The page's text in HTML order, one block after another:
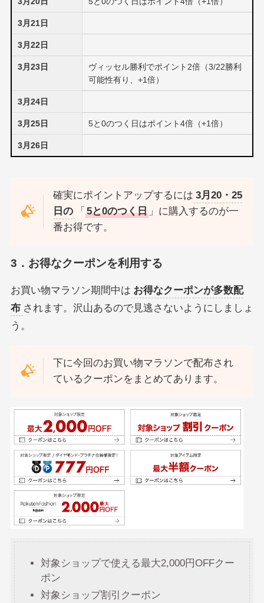
3月21日
3月22日
3月23日
ヴィッセル勝利でポイント2倍（3/22勝利
可能性有り、+1倍）
3月24日
3月25日 5と0のつく日はポイント4倍（+1倍）
3月26日
確実にポイントアップするには 3月20・25
日の
「5と0のつく日 」に購入するのが一
番お得です。
3．お得なクーポンを利用する
お買い物マラソン期間中は お得なクーポンが多数配
布 されます。沢山あるので見逃さないようにしましょ
う。
下に今回のお買い物マラソンで配布され
ているクーポンをまとめてあります。
対象ショップで使える最大2,000円OFFクー
ポン
対象ショップ割引クーポン